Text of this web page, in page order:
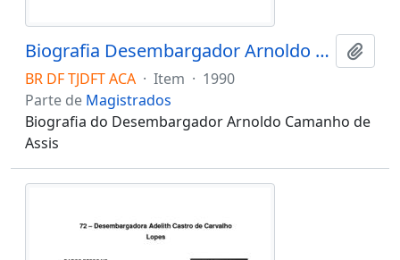
Biografia Desembargador Arnoldo Camanho de Assis
BR DF TJDFT ACA · Item · 1990
Parte de Magistrados
Biografia do Desembargador Arnoldo Camanho de
Assis